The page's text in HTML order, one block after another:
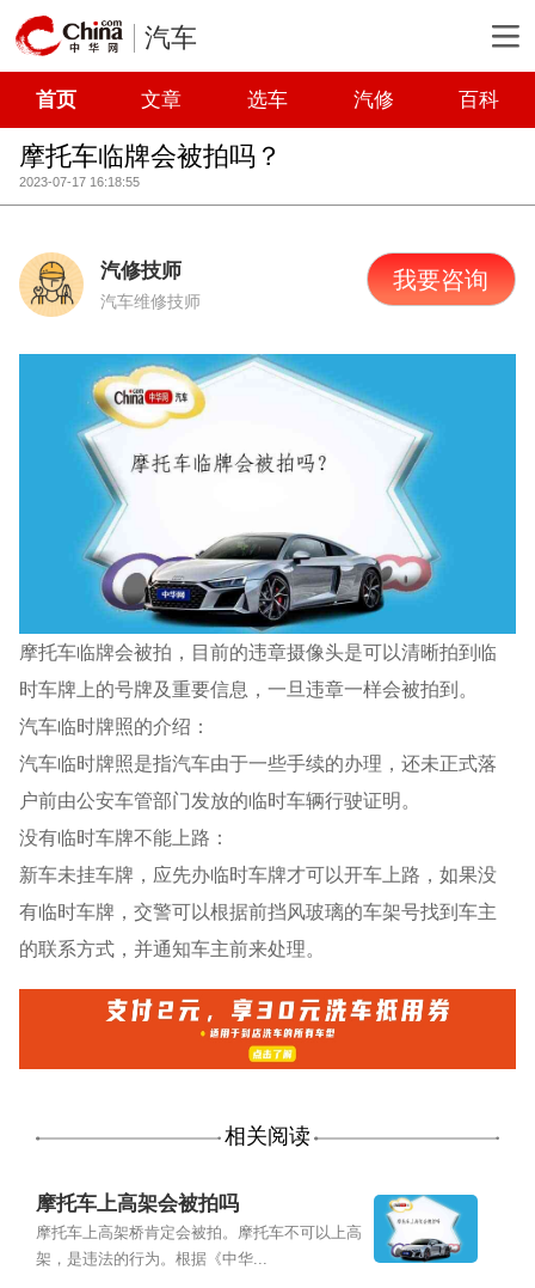
汽车
首页 文章 选车 汽修 百科
摩托车临牌会被拍吗？
2023-07-17 16:18:55
汽修技师
汽车维修技师
我要咨询
摩托车临牌会被拍，目前的违章摄像头是可以清晰拍到临
时车牌上的号牌及重要信息，一旦违章一样会被拍到。
汽车临时牌照的介绍：
汽车临时牌照是指汽车由于一些手续的办理，还未正式落
户前由公安车管部门发放的临时车辆行驶证明。
没有临时车牌不能上路：
新车未挂车牌，应先办临时车牌才可以开车上路，如果没
有临时车牌，交警可以根据前挡风玻璃的车架号找到车主
的联系方式，并通知车主前来处理。
相关阅读
摩托车上高架会被拍吗
摩托车上高架桥肯定会被拍。摩托车不可以上高
架，是违法的行为。根据《中华...